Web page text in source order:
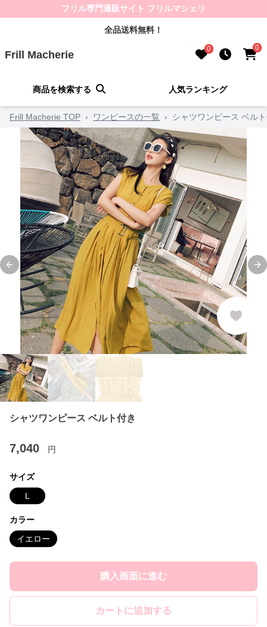
フリル専門通販サイト フリルマシェリ
全品送料無料！
Frill Macherie 0 0
商品を検索する 人気ランキング
Frill Macherie TOP › ワンピースの一覧 › シャツワンピース ベル
Previous slide
シャツワンピース ベルト付き
7,040 円
サイズ
L
カラー
イエロー
購入画面に進む
カートに追加する